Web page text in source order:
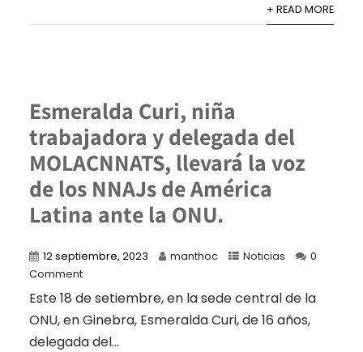
+ READ MORE
Esmeralda Curi, niña
trabajadora y delegada del
MOLACNNATS, llevará la voz
de los NNAJs de América
Latina ante la ONU.
12 septiembre, 2023 manthoc Noticias
0
Comment
Este 18 de setiembre, en la sede central de la
ONU, en Ginebra, Esmeralda Curi, de 16 años,
delegada del...